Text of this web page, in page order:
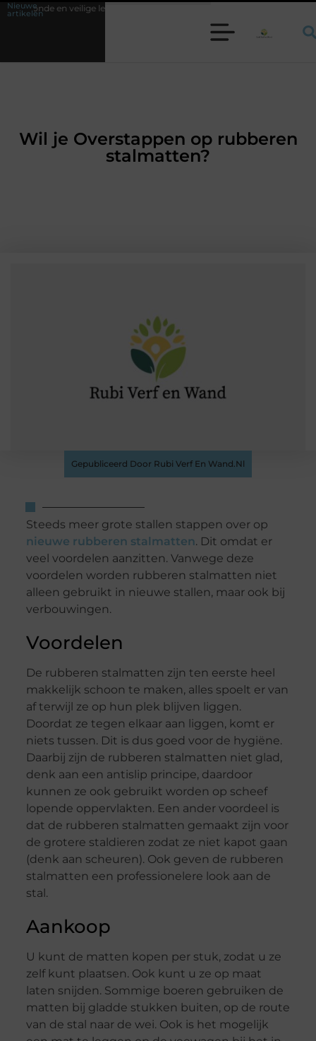
Nieuwe
artikelen
leefomgeving Waarom een werkschakelaar onmisbaar is bij veel
Wil je Overstappen op rubberen
stalmatten?
Gepubliceerd Door Rubi Verf En Wand.nl
Steeds meer grote stallen stappen over op
nieuwe rubberen stalmatten. Dit omdat er
veel voordelen aanzitten. Vanwege deze
voordelen worden rubberen stalmatten niet
alleen gebruikt in nieuwe stallen, maar ook bij
verbouwingen.
Voordelen
De rubberen stalmatten zijn ten eerste heel
makkelijk schoon te maken, alles spoelt er van
af terwijl ze op hun plek blijven liggen.
Doordat ze tegen elkaar aan liggen, komt er
niets tussen. Dit is dus goed voor de hygiëne.
Daarbij zijn de rubberen stalmatten niet glad,
denk aan een antislip principe, daardoor
kunnen ze ook gebruikt worden op scheef
lopende oppervlakten. Een ander voordeel is
dat de rubberen stalmatten gemaakt zijn voor
de grotere staldieren zodat ze niet kapot gaan
(denk aan scheuren). Ook geven de rubberen
stalmatten een professionelere look aan de
stal.
Aankoop
U kunt de matten kopen per stuk, zodat u ze
zelf kunt plaatsen. Ook kunt u ze op maat
laten snijden. Sommige boeren gebruiken de
matten bij gladde stukken buiten, op de route
van de stal naar de wei. Ook is het mogelijk